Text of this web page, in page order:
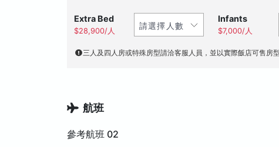
Extra Bed
$28,900/人
Infants
$7,000/人
三人及四人房或特殊房型請洽客服人員，並以實際飯店可售房
航班
參考航班 02